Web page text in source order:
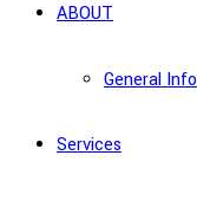
ABOUT
General Info
Services